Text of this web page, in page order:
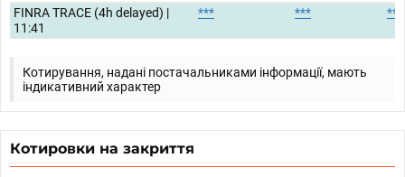
FINRA TRACE (4h delayed) |
11:41
*** *** ***
Котирування, надані постачальниками інформації, мають
індикативний характер
Котировки на закриття